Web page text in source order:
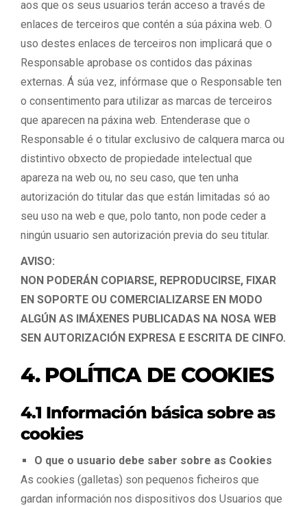
aos que os seus usuarios terán acceso a través de
enlaces de terceiros que contén a súa páxina web. O
uso destes enlaces de terceiros non implicará que o
Responsable aprobase os contidos das páxinas
externas. Á súa vez, infórmase que o Responsable ten
o consentimento para utilizar as marcas de terceiros
que aparecen na páxina web. Entenderase que o
Responsable é o titular exclusivo de calquera marca ou
distintivo obxecto de propiedade intelectual que
apareza na web ou, no seu caso, que ten unha
autorización do titular das que están limitadas só ao
seu uso na web e que, polo tanto, non pode ceder a
ningún usuario sen autorización previa do seu titular.
AVISO:
NON PODERÁN COPIARSE, REPRODUCIRSE, FIXAR
EN SOPORTE OU COMERCIALIZARSE EN MODO
ALGÚN AS IMÁXENES PUBLICADAS NA NOSA WEB
SEN AUTORIZACIÓN EXPRESA E ESCRITA DE CINFO.
4. POLÍTICA DE COOKIES
4.1 Información básica sobre as
cookies
O que o usuario debe saber sobre as Cookies
As cookies (galletas) son pequenos ficheiros que
gardan información nos dispositivos dos Usuarios que